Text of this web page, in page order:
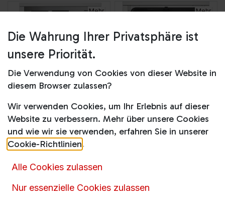
Mehr
Produktdatenblatt
Online nicht vorrätig
479,00€ 799,00€
Mehr
Produktdatenblatt
Die Wahrung Ihrer Privatsphäre ist
unsere Priorität.
Die Verwendung von Cookies von dieser Website in
diesem Browser zulassen?
Wir verwenden Cookies, um Ihr Erlebnis auf dieser
Website zu verbessern. Mehr über unsere Cookies
und wie wir sie verwenden, erfahren Sie in unserer
Cookie-Richtlinien.
Alle Cookies zulassen
Nur essenzielle Cookies zulassen